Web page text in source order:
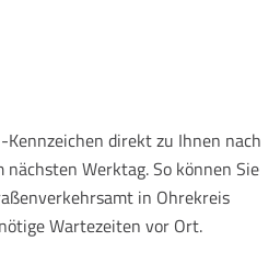
direkt zu Ihnen nach
nächsten Werktag. So können Sie
in Ohrekreis
Wartezeiten vor Ort.